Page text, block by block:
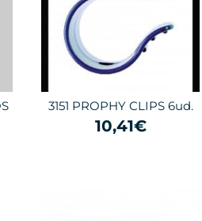
3151 PROPHY CLIPS 6ud.
10,41€